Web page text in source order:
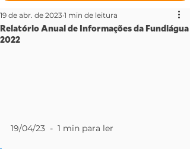
Relatório Anual de Informações da Fundiágua
2022
19 de abr. de 2023 1 min de leitura
19/04/23  -  1 min para ler